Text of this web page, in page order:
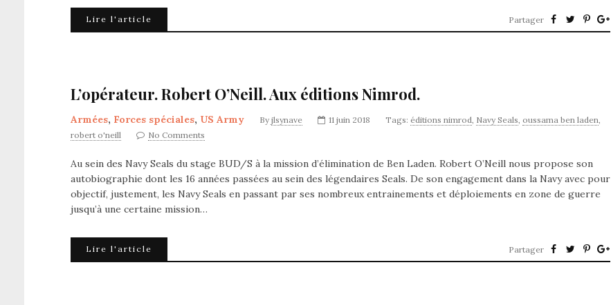
Lire l'article Partager
L’opérateur. Robert O’Neill. Aux éditions Nimrod.
Armées, Forces spéciales, US Army By jlsynave 11 juin 2018 Tags: éditions nimrod, Navy Seals, oussama ben laden,
robert o'neill
No Comments
Au sein des Navy Seals du stage BUD/S à la mission d’élimination de Ben Laden. Robert O’Neill nous propose son
autobiographie dont les 16 années passées au sein des légendaires Seals. De son engagement dans la Navy avec pour
objectif, justement, les Navy Seals en passant par ses nombreux entrainements et déploiements en zone de guerre
jusqu’à une certaine mission…
Lire l'article Partager